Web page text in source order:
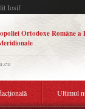
Iosif
Ortodoxe Române a
Ultimul